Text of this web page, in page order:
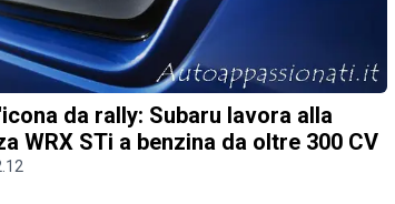
da rally: Subaru lavora alla
WRX STi a benzina da oltre 300 CV